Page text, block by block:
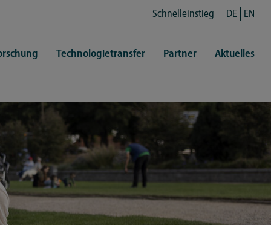
Schnelleinstieg DE EN
Kultur
Technologietransfer Partner Aktuelles